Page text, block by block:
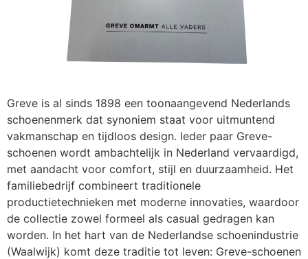
Greve is al sinds 1898 een toonaangevend Nederlands
schoenenmerk dat synoniem staat voor uitmuntend
vakmanschap en tijdloos design. Ieder paar Greve-
schoenen wordt ambachtelijk in Nederland vervaardigd,
met aandacht voor comfort, stijl en duurzaamheid. Het
familiebedrijf combineert traditionele
productietechnieken met moderne innovaties, waardoor
de collectie zowel formeel als casual gedragen kan
worden. In het hart van de Nederlandse schoenindustrie
(Waalwijk) komt deze traditie tot leven: Greve-schoenen